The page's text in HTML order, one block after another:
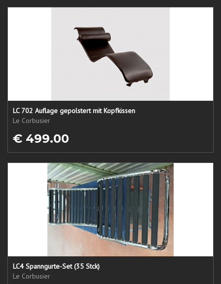
LC 702 Auflage gepolstert mit Kopfkissen
Le Corbusier
€ 499.00
LC4 Spanngurte-Set (35 Stck)
Le Corbusier